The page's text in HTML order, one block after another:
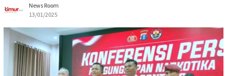
News Room
13/01/2025